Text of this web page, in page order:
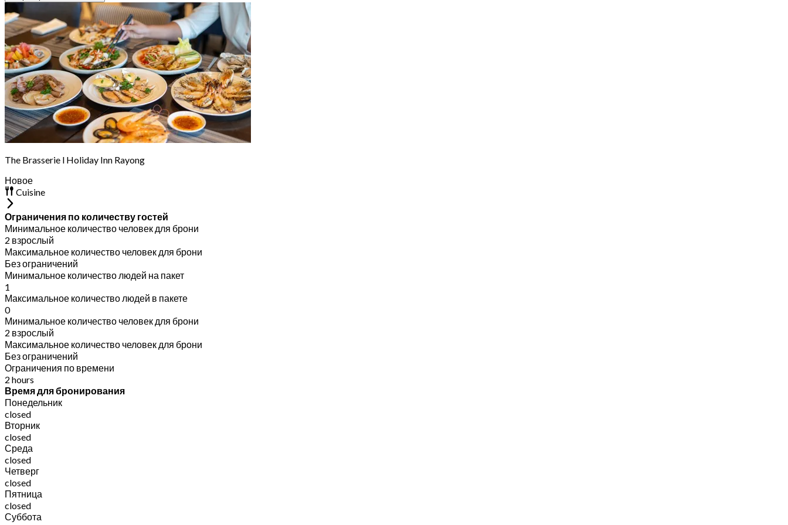
The Brasserie l Holiday Inn Rayong
Новое
Cuisine
Ограничения по количеству гостей
Минимальное количество человек для брони
2 взрослый
Максимальное количество человек для брони
Без ограничений
Минимальное количество людей на пакет
1
Максимальное количество людей в пакете
0
Минимальное количество человек для брони
2 взрослый
Максимальное количество человек для брони
Без ограничений
Ограничения по времени
2 hours
Время для бронирования
Понедельник
closed
Вторник
closed
Среда
closed
Четверг
closed
Пятница
closed
Суббота